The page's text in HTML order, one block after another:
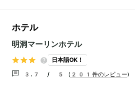
ホテル
明洞マーリンホテル
日本語OK！
3.7 / 5 ( 201件のレビュー)